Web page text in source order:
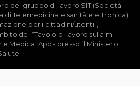
del gruppo di lavoro SIT (Società
di Telemedicina e sanità elettronica)
per i cittadini/utenti”,
del “Tavolo di lavoro sulla m-
e Medical Apps presso il Ministero